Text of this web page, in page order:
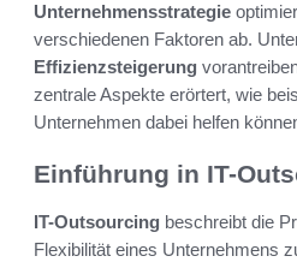
Unternehmensstrategie
verschiedenen Faktoren ab.
Effizienzsteigerung
zentrale Aspekte erörtert, wie
Unternehmen dabei helfen
Einführung in IT-
IT-Outsourcing beschreibt die
Flexibilität eines Unternehmens